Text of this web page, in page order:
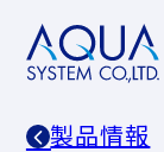
製品情報